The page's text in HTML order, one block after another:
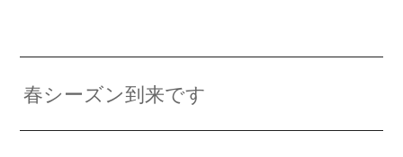
春シーズン到来です